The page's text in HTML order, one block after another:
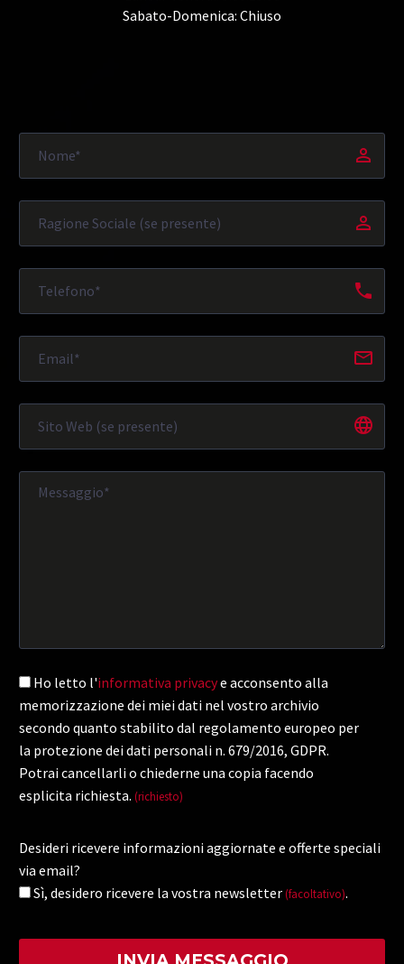
Sabato-Domenica: Chiuso
Ho letto l'informativa privacye acconsento alla
memorizzazione dei miei dati nel vostro archivio
secondo quanto stabilito dal regolamento europeo per
la protezione dei dati personali n. 679/2016, GDPR.
Potrai cancellarli o chiederne una copia facendo
esplicita richiesta. (richiesto)
Desideri ricevere informazioni aggiornate e offerte speciali
via email?
Sì, desidero ricevere la vostra newsletter (facoltativo).